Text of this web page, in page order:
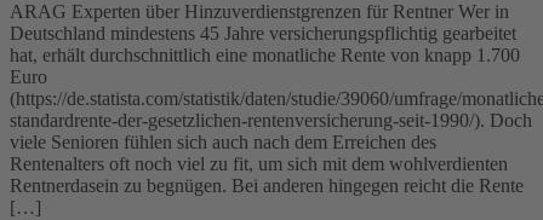
ARAG Experten über Hinzuverdienstgrenzen für Rentner Wer in
Deutschland mindestens 45 Jahre versicherungspflichtig gearbeitet
hat, erhält durchschnittlich eine monatliche Rente von knapp 1.700
Euro
(https://de.statista.com/statistik/daten/studie/39060/umfrage/
standardrente-der-gesetzlichen-rentenversicherung-seit-1990/). Doch
viele Senioren fühlen sich auch nach dem Erreichen des
Rentenalters oft noch viel zu fit, um sich mit dem wohlverdienten
Rentnerdasein zu begnügen. Bei anderen hingegen reicht die Rente
[…]